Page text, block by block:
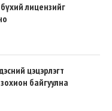
лицензийг
цэцэрлэгт
байгуулна